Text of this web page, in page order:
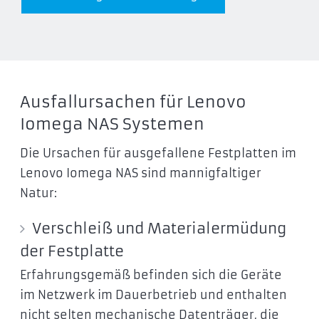
Ausfallursachen für Lenovo
Iomega NAS Systemen
Die Ursachen für ausgefallene Festplatten im
Lenovo Iomega NAS sind mannigfaltiger
Natur:
Verschleiß und Materialermüdung
der Festplatte
Erfahrungsgemäß befinden sich die Geräte
im Netzwerk im Dauerbetrieb und enthalten
nicht selten mechanische Datenträger, die